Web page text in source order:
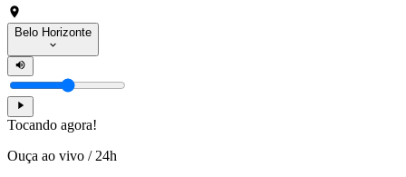
Belo Horizonte
Tocando agora!
Ouça ao vivo / 24h